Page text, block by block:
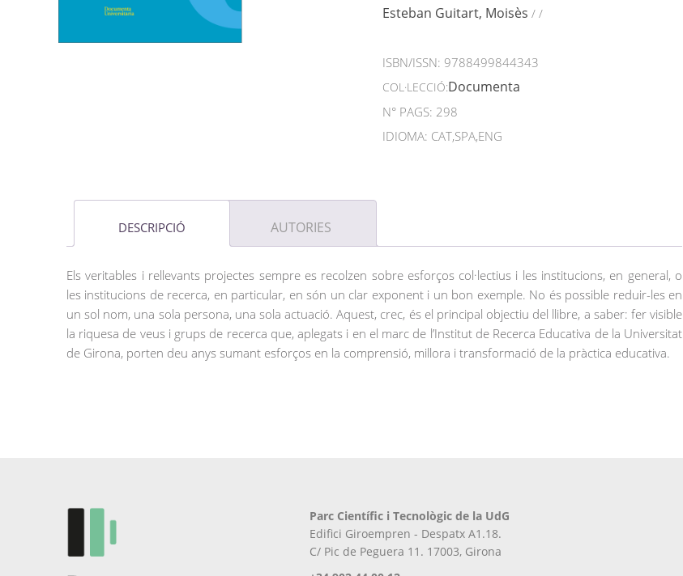
Esteban Guitart, Moisès / /
ISBN/ISSN: 9788499844343
COL·LECCIÓ:Documenta
N° PAGS: 298
IDIOMA: CAT,SPA,ENG
DESCRIPCIÓ AUTORIES
Els veritables i rellevants projectes sempre es recolzen sobre esforços col·lectius i les institucions, en general, o
les institucions de recerca, en particular, en són un clar exponent i un bon exemple. No és possible reduir-les en
un sol nom, una sola persona, una sola actuació. Aquest, crec, és el principal objectiu del llibre, a saber: fer visible
la riquesa de veus i grups de recerca que, aplegats i en el marc de l’Institut de Recerca Educativa de la Universitat
de Girona, porten deu anys sumant esforços en la comprensió, millora i transformació de la pràctica educativa.
Parc Científic i Tecnològic de la UdG
Edifici Giroempren - Despatx A1.18.
C/ Pic de Peguera 11. 17003, Girona